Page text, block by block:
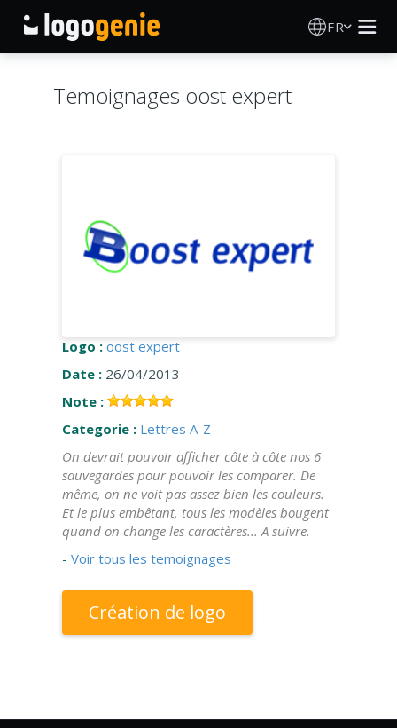
FR
Produits imprimés
Temoignages oost expert
Logo : oost expert
Date : 26/04/2013
Note :
Categorie : Lettres A-Z
On devrait pouvoir afficher côte à côte nos 6
sauvegardes pour pouvoir les comparer. De
même, on ne voit pas assez bien les couleurs.
Et le plus embêtant, tous les modèles bougent
quand on change les caractères... A suivre.
- Voir tous les temoignages
Création de logo